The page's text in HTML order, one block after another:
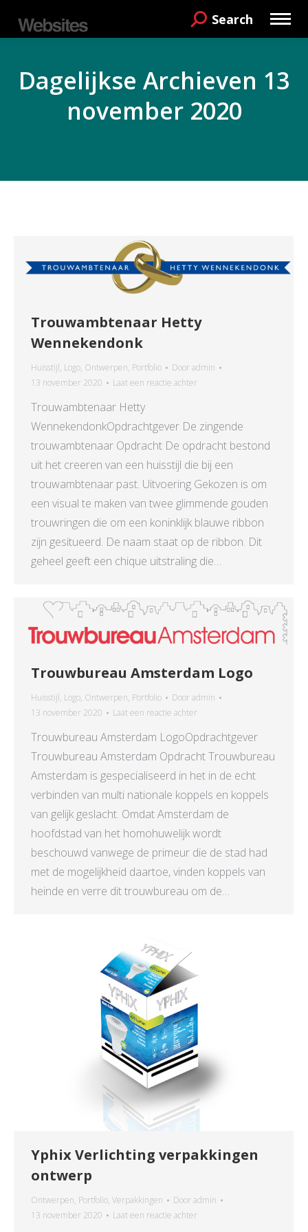
Search:Search
Dagelijkse Archieven 13
november 2020
Trouwambtenaar Hetty
Wennekendonk
Huisstijl, Logo, Ontwerpen, Portfolio Dooradmin
13 november 2020
Laat een reactie achter
Trouwambtenaar Hetty
WennekendonkOpdrachtgever De zingende
trouwambtenaar Opdracht De opdracht bestond
uit het creeren van een huisstijl die bij een
trouwambtenaar past. Uitvoering Gekozen is om
een visual te maken van twee glimmende gouden
trouwringen die om een koninklijk blauwe ribbon
zijn gesitueerd. De naam staat op de ribbon. Dit
geheel geeft een chique uitstraling die…
Trouwbureau Amsterdam Logo
Huisstijl, Logo, Ontwerpen, Portfolio Dooradmin
13 november 2020
Laat een reactie achter
Trouwbureau Amsterdam LogoOpdrachtgever
Trouwbureau Amsterdam Opdracht Trouwbureau
Amsterdam is gespecialiseerd in het in de echt
verbinden van multi nationale koppels en koppels
van gelijk geslacht. Omdat Amsterdam de
hoofdstad van het homohuwelijk wordt
beschouwd vanwege de primeur die de stad had
met de mogelijkheid daartoe, vinden koppels van
heinde en verre dit trouwbureau om de…
Yphix Verlichting verpakkingen
ontwerp
Ontwerpen, Portfolio, Verpakkingen Dooradmin
13 november 2020
Laat een reactie achter